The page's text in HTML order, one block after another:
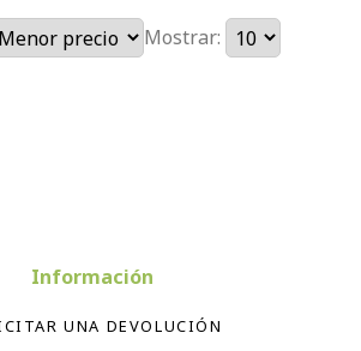
Mostrar:
UNA DEVOLUCIÓN
Políticas